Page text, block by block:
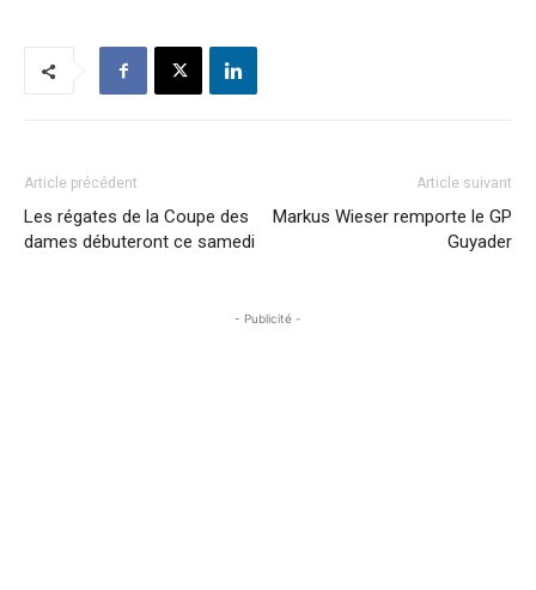
Article précédent
Les régates de la Coupe des
dames débuteront ce samedi
Article suivant
Markus Wieser remporte le GP
Guyader
- Publicité -